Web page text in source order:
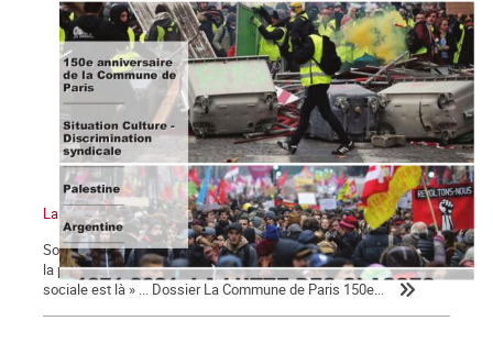
La Commune n°127
Sommaire : La Commune de Paris 150e anniversaire Pour le FMI,
la pandémie sera source de « troubles sociaux » « La colère
sociale est là » ... Dossier La Commune de Paris 150e...